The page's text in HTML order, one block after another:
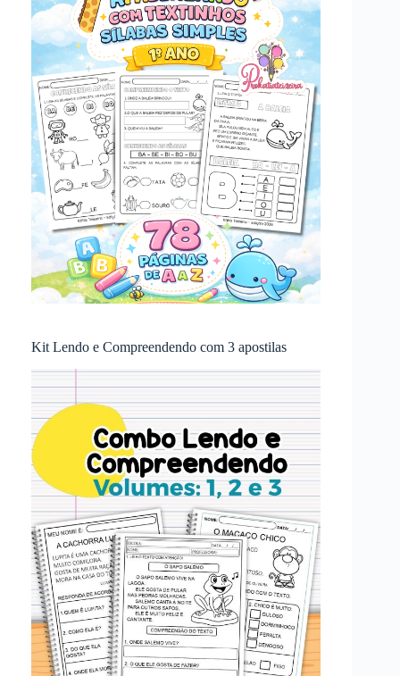
Kit Lendo e Compreendendo com 3 apostilas